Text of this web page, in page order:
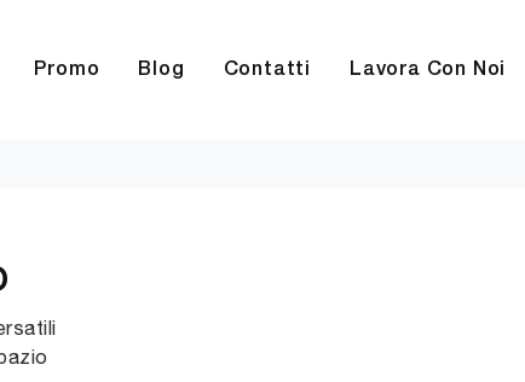
Promo Blog Contatti Lavora Con Noi